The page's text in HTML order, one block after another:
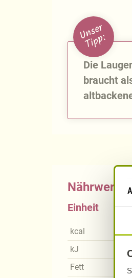
U
n
s
e
r
T
i
p
p
:
Die
braucht
Nährwerte
Einheit
kcal
kJ
Fett